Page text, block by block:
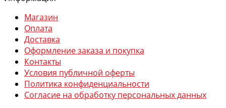
Магазин
Оплата
Доставка
Оформление заказа и покупка
Контакты
Условия публичной оферты
Политика конфиденциальности
Согласие на обработку персональных данных